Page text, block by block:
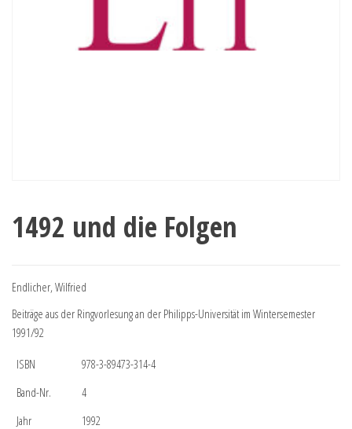
1492 und die Folgen
Endlicher, Wilfried
Beiträge aus der Ringvorlesung an der Philipps-Universität im Wintersemester
1991/92
ISBN
978-3-89473-314-4
Band-Nr.
4
Jahr
1992